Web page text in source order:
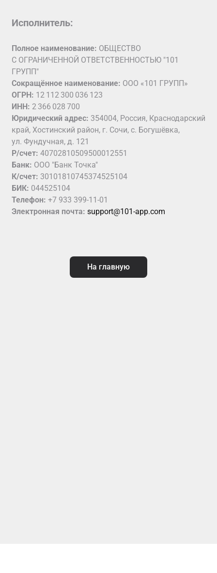
Исполнитель:
Полное наименование: ОБЩЕСТВО
С ОГРАНИЧЕННОЙ ОТВЕТСТВЕННОСТЬЮ "101
ГРУПП"
Сокращённое наименование: ООО «101 ГРУПП»
ОГРН: 12 112 300 036 123
ИНН: 2 366 028 700
Юридический адрес: 354004, Россия, Краснодарский
край, Хостинский район, г. Сочи, с. Богушёвка,
ул. Фундучная, д. 121
Р/счет: 40702810509500012551
Банк: ООО "Банк Точка"
К/счет: 30101810745374525104
БИК: 044525104
Телефон: +7 933 399-11-01
Электронная почта: support@101-app.com
На главную